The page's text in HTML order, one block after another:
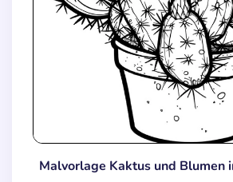
Malvorlage Kaktus und Blumen